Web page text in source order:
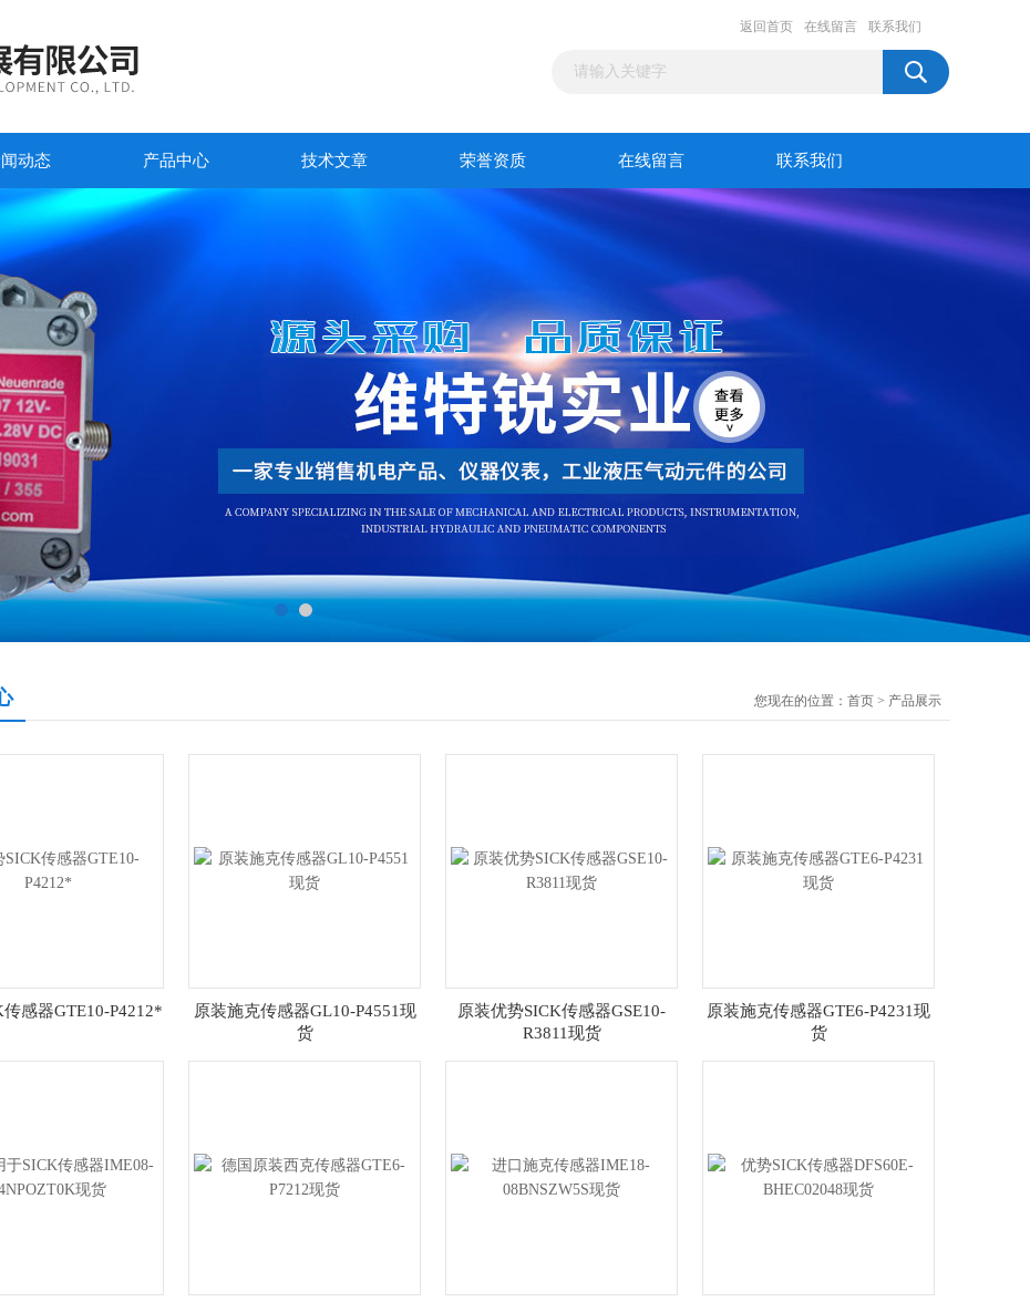
返回首页 在线留言 联系我们
动态 产品中心 技术文章 荣誉资质 在线留言 联系我们
您现在的位置： 首页 > 产品展示
感器GTE10-P4212*
原装施克传感器GL10-P4551现
货
原装优势SICK传感器GSE10-
R3811现货
原装施克传感器GTE6-P4231现
货